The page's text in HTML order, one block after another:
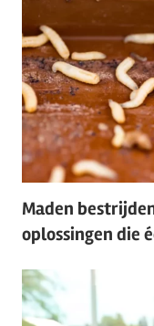
Maden
oplossingen die